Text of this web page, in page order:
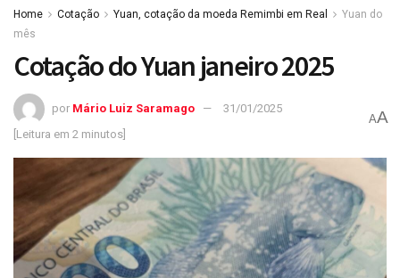
Home Cotação Yuan, cotação da moeda Remimbi em Real
Yuan do
mês
Cotação do Yuan janeiro 2025
por Mário Luiz Saramago
31/01/2025
[Leitura em 2 minutos]
AA